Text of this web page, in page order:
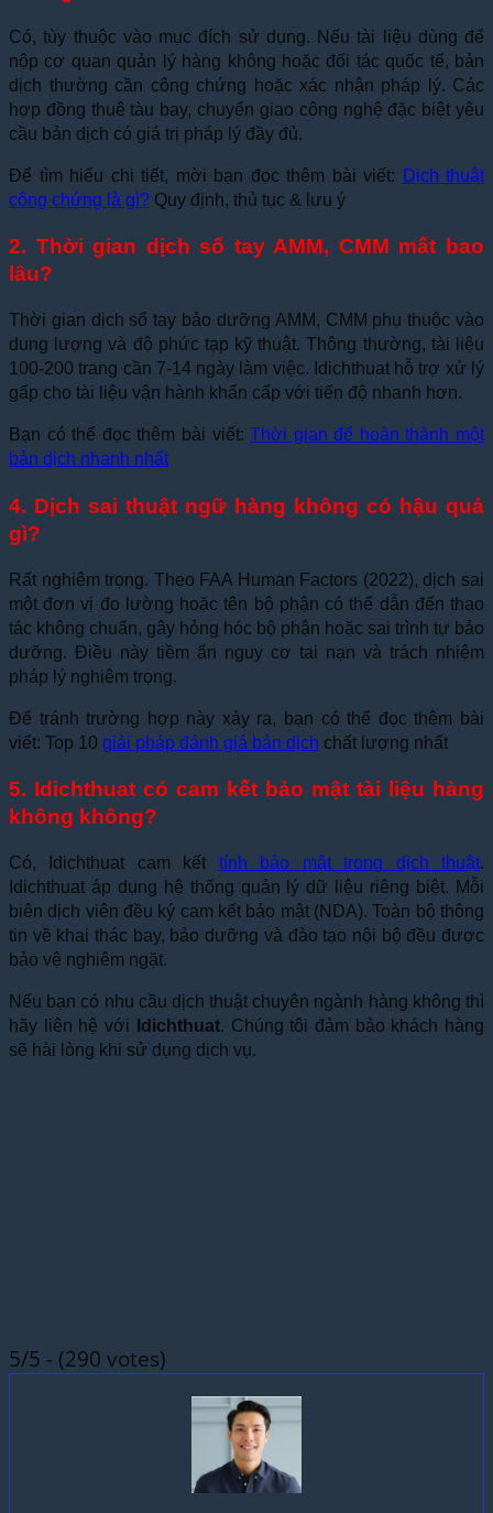
Có, tùy thuộc vào mục đích sử dụng. Nếu tài liệu dùng để
nộp cơ quan quản lý hàng không hoặc đối tác quốc tế, bản
dịch thường cần công chứng hoặc xác nhận pháp lý. Các
hợp đồng thuê tàu bay, chuyển giao công nghệ đặc biệt yêu
cầu bản dịch có giá trị pháp lý đầy đủ.
Để tìm hiểu chi tiết, mời bạn đọc thêm bài viết: Dịch thuật
công chứng là gì? Quy định, thủ tục & lưu ý
2. Thời gian dịch sổ tay AMM, CMM mất bao
lâu?
Thời gian dịch sổ tay bảo dưỡng AMM, CMM phụ thuộc vào
dung lượng và độ phức tạp kỹ thuật. Thông thường, tài liệu
100-200 trang cần 7-14 ngày làm việc. Idichthuat hỗ trợ xử lý
gấp cho tài liệu vận hành khẩn cấp với tiến độ nhanh hơn.
Bạn có thể đọc thêm bài viết:Thời gian để hoàn thành một
bản dịch nhanh nhất
4. Dịch sai thuật ngữ hàng không có hậu quả
gì?
Rất nghiêm trọng. Theo FAA Human Factors (2022), dịch sai
một đơn vị đo lường hoặc tên bộ phận có thể dẫn đến thao
tác không chuẩn, gây hỏng hóc bộ phận hoặc sai trình tự bảo
dưỡng. Điều này tiềm ẩn nguy cơ tai nạn và trách nhiệm
pháp lý nghiêm trọng.
Để tránh trường hợp này xảy ra, bạn có thể đọc thêm bài
viết: Top 10 giải pháp đánh giá bản dịch chất lượng nhất
5. Idichthuat có cam kết bảo mật tài liệu hàng
không không?
Có, Idichthuat cam kết tính bảo mật trong dịch thuật.
Idichthuat áp dụng hệ thống quản lý dữ liệu riêng biệt. Mỗi
biên dịch viên đều ký cam kết bảo mật (NDA). Toàn bộ thông
tin về khai thác bay, bảo dưỡng và đào tạo nội bộ đều được
bảo vệ nghiêm ngặt.
Nếu bạn có nhu cầu dịch thuật chuyên ngành hàng không thì
hãy liên hệ với
Idichthuat. Chúng tôi đảm bảo khách hàng
sẽ hài lòng khi sử dụng dịch vụ.
5/5 - (290 votes)